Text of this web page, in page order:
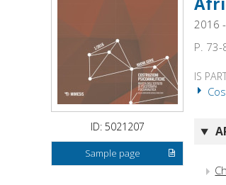
ID: 5021207
Sample page
2016 -
P. 73-
IS